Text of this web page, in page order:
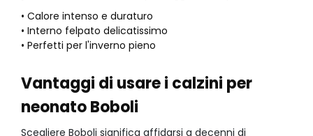
• Calore intenso e duraturo
• Interno felpato delicatissimo
• Perfetti per l'inverno pieno
Vantaggi di usare i calzini per
neonato Boboli
Scegliere Boboli significa affidarsi a decenni di